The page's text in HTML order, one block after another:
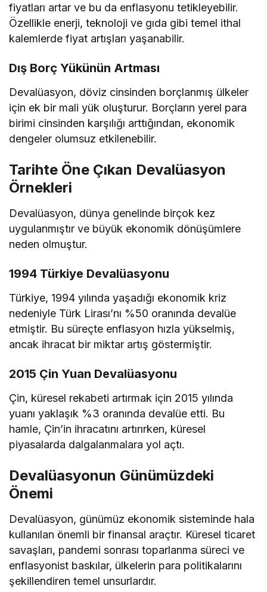
fiyatları artar ve bu da enflasyonu tetikleyebilir.
Özellikle enerji, teknoloji ve gıda gibi temel ithal
kalemlerde fiyat artışları yaşanabilir.
Dış Borç Yükünün Artması
Devalüasyon, döviz cinsinden borçlanmış ülkeler
için ek bir mali yük oluşturur. Borçların yerel para
birimi cinsinden karşılığı arttığından, ekonomik
dengeler olumsuz etkilenebilir.
Tarihte Öne Çıkan Devalüasyon
Örnekleri
Devalüasyon, dünya genelinde birçok kez
uygulanmıştır ve büyük ekonomik dönüşümlere
neden olmuştur.
1994 Türkiye Devalüasyonu
Türkiye, 1994 yılında yaşadığı ekonomik kriz
nedeniyle Türk Lirası’nı %50 oranında devalüe
etmiştir. Bu süreçte enflasyon hızla yükselmiş,
ancak ihracat bir miktar artış göstermiştir.
2015 Çin Yuan Devalüasyonu
Çin, küresel rekabeti artırmak için 2015 yılında
yuanı yaklaşık %3 oranında devalüe etti. Bu
hamle, Çin’in ihracatını artırırken, küresel
piyasalarda dalgalanmalara yol açtı.
Devalüasyonun Günümüzdeki
Önemi
Devalüasyon, günümüz ekonomik sisteminde hala
kullanılan önemli bir finansal araçtır. Küresel ticaret
savaşları, pandemi sonrası toparlanma süreci ve
enflasyonist baskılar, ülkelerin para politikalarını
şekillendiren temel unsurlardır.